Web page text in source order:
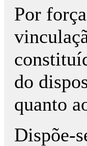
Por
do
quanto
Dispõe-